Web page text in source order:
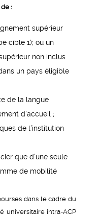
:
supérieur
cible 1); ou un
non inclus
un pays éligible
de la langue
d’accueil ;
de l’institution
que d’une seule
de mobilité
dans le cadre du
universitaire intra-ACP